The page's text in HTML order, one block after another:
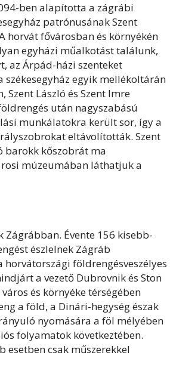
ben alapította a zágrábi
patrónusának Szent
horvát fővárosban és környékén
egyházi műalkotást találunk,
az Árpád-házi szenteket
székesegyház egyik mellékoltárán
Szent László és Szent Imre
után nagyszabású
munkálatokra került sor, így a
eltávolították. Szent
barokk kőszobrát ma
múzeumában láthatjuk a
Zágrábban. Évente 156 kisebb-
észlelnek Zágráb
horvátországi földrengésveszélyes
a vezető Dubrovnik és Ston
és környéke térségében
a föld, a Dinári-hegység észak
nyomására a föl mélyében
folyamatok következtében.
esetben csak műszerekkel